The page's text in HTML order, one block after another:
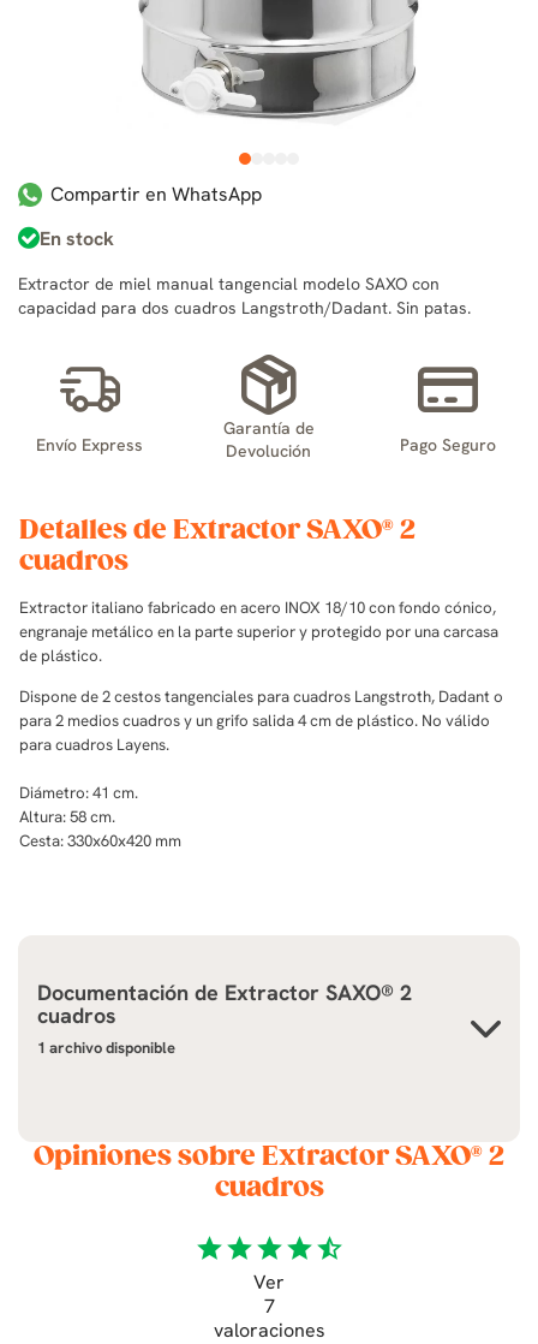
1
Compartir en WhatsApp
En stock
Extractor de miel manual tangencial modelo SAXO con
capacidad para dos cuadros Langstroth/Dadant. Sin patas.
Envío Express
Garantía de
Devolución
Pago Seguro
Detalles de Extractor SAXO® 2
cuadros
Extractor italiano fabricado en acero INOX 18/10 con fondo cónico,
engranaje metálico en la parte superior y protegido por una carcasa
de plástico.
Dispone de 2 cestos tangenciales para cuadros Langstroth, Dadant o
para 2 medios cuadros y ungrifo salida 4 cm de plástico. No válido
para cuadros Layens.
Diámetro: 41 cm.
Altura: 58 cm.
Cesta:330x60x420 mm
Documentación de Extractor SAXO® 2
cuadros
1 archivo disponible
Opiniones sobre Extractor SAXO® 2
cuadros
starstarstarstarstar_half
Ver
7
valoraciones